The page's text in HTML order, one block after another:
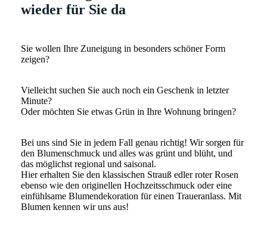
wieder für Sie da
Sie wollen Ihre Zuneigung in besonders schöner Form
zeigen?
Vielleicht suchen Sie auch noch ein Geschenk in letzter
Minute?
Oder möchten Sie etwas Grün in Ihre Wohnung bringen?
Bei uns sind Sie in jedem Fall genau richtig! Wir sorgen für
den Blumenschmuck und alles was grünt und blüht, und
das möglichst regional und saisonal.
Hier erhalten Sie den klassischen Strauß edler roter Rosen
ebenso wie den originellen Hochzeitsschmuck oder eine
einfühlsame Blumendekoration für einen Traueranlass. Mit
Blumen kennen wir uns aus!